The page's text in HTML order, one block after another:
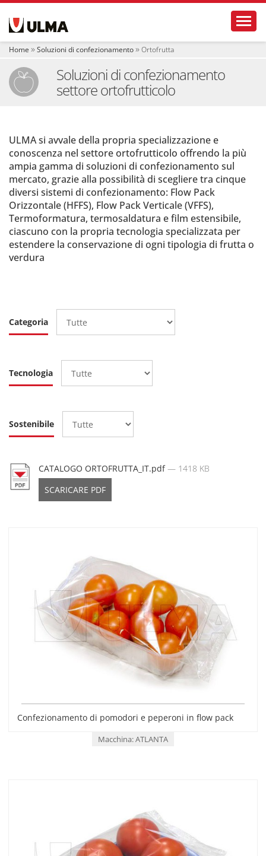
i
Home Soluzioni di confezionamento Ortofrutta
Soluzioni di confezionamento
settore ortofrutticolo
ULMA si avvale della propria specializzazione e
conoscenza nel settore ortofrutticolo offrendo la più
ampia gamma di soluzioni di confezionamento sul
mercato, grazie alla possibilità di scegliere tra cinque
diversi sistemi di confezionamento: Flow Pack
Orizzontale (HFFS), Flow Pack Verticale (VFFS),
Termoformatura, termosaldatura e film estensibile,
ciascuno con la propria tecnologia specializzata per
estendere la conservazione di ogni tipologia di frutta o
verdura
Categoria
Tecnologia
Sostenibile
CATALOGO ORTOFRUTTA_IT.pdf— 1418 KB
SCARICARE PDF
Confezionamento di pomodori e peperoni in flow pack
Macchina: ATLANTA